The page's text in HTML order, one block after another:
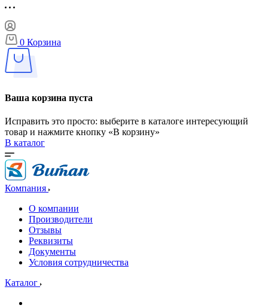
0 Корзина
Ваша корзина пуста
Исправить это просто: выберите в каталоге интересующий
товар и нажмите кнопку «В корзину»
В каталог
Компания
О компании
Производители
Отзывы
Реквизиты
Документы
Условия сотрудничества
Каталог